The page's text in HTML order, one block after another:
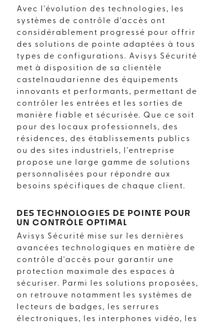
Avec l'évolution des technologies, les
systèmes de contrôle d'accès ont
considérablement progressé pour offrir
des solutions de pointe adaptées à tous
types de configurations. Avisys Sécurité
met à disposition de sa clientèle
castelnaudarienne des équipements
innovants et performants, permettant de
contrôler les entrées et les sorties de
manière fiable et sécurisée. Que ce soit
pour des locaux professionnels, des
résidences, des établissements publics
ou des sites industriels, l'entreprise
propose une large gamme de solutions
personnalisées pour répondre aux
besoins spécifiques de chaque client.
DES TECHNOLOGIES DE POINTE POUR
UN CONTRÔLE OPTIMAL
Avisys Sécurité mise sur les dernières
avancées technologiques en matière de
contrôle d'accès pour garantir une
protection maximale des espaces à
sécuriser. Parmi les solutions proposées,
on retrouve notamment les systèmes de
lecteurs de badges, les serrures
électroniques, les interphones vidéo, les